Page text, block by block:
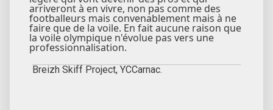
arriveront à en vivre, non pas comme des
footballeurs mais convenablement mais à ne
faire que de la voile. En fait aucune raison que
la voile olympique n'évolue pas vers une
professionnalisation.
Breizh Skiff Project, YCCarnac.